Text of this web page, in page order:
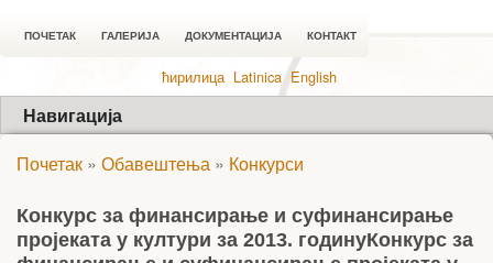
ПОЧЕТАК ГАЛЕРИЈА ДОКУМЕНТАЦИЈА КОНТАКТ
ћирилица Latinica English
Навигација
Почетак » Обавештења » Конкурси
Конкурс за финансирање и суфинансирање
пројеката у култури за 2013. годинуКонкурс за